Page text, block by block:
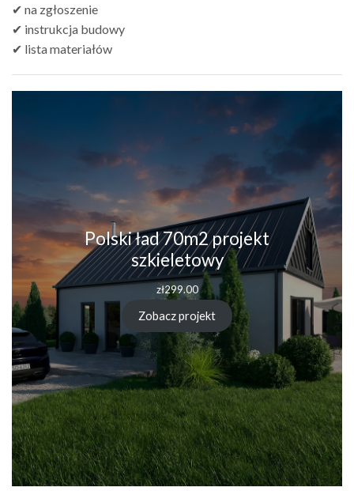
✔ na zgłoszenie
✔ instrukcja budowy
✔ lista materiałów
Polski ład 70m2 projekt
szkieletowy
zł299.00
Zobacz projekt